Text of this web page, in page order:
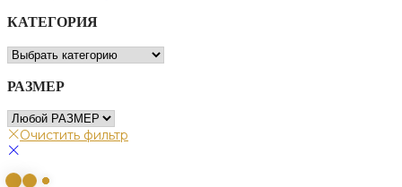
КАТЕГОРИЯ
РАЗМЕР
Очистить фильтр